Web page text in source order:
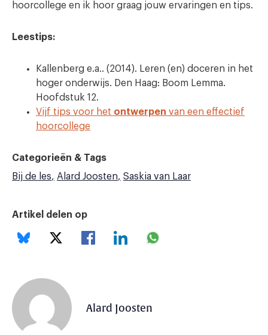
hoorcollege en ik hoor graag jouw ervaringen en tips.
Leestips:
Kallenberg e.a.. (2014). Leren (en) doceren in het
hoger onderwijs. Den Haag: Boom Lemma.
Hoofdstuk 12.
Vijf tips voor het ontwerpen van een effectief
hoorcollege
Categorieën & Tags
Bij de les
Alard Joosten Saskia van Laar
Artikel delen op
Alard Joosten